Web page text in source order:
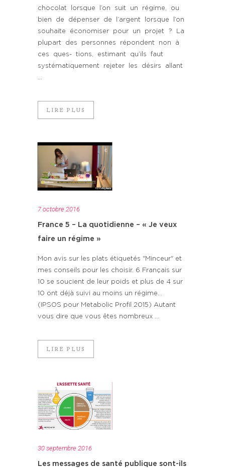
chocolat lorsque l’on suit un régime, ou
bien de dépenser de l’argent lorsque l’on
souhaite économiser pour un projet ? La
plupart des personnes répondent non à
ces ques- tions, estimant qu’ils faut
systématiquement rejeter les désirs allant
...
LIRE PLUS
7 octobre 2016
France 5 – La quotidienne – « Je veux
faire un régime »
Mon avis sur les plats étiquetés "Minceur" et
mes conseils pour les choisir. 6 Français sur
10 se soucient de leur poids et plus de 4 sur
10 ont déjà suivi au moins un régime…
(IPSOS pour Metabolic Profil 2015) Autant
vous dire que vous êtes nombreux ...
LIRE PLUS
30 septembre 2016
Les messages de santé publique sont-ils